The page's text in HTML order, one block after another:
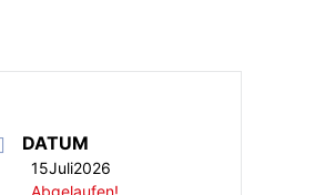
DATUM
15Juli2026